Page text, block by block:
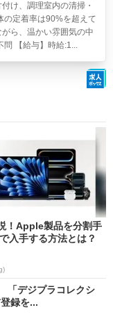
け、調理室内の清掃・
の定着率は90%を超えて
ら、温かい雰囲気の中
問 【給与】時給:1...
！Apple製品を分割手
入手する方法とは？
「デジプラコレクシ
録を...